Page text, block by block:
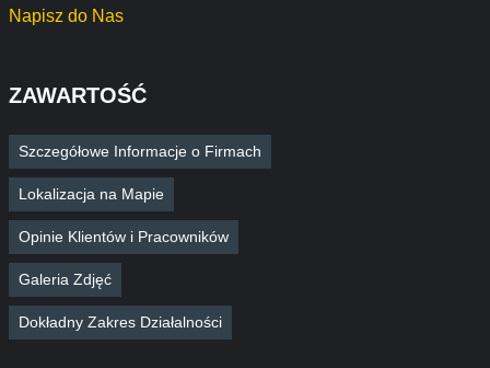
Napisz do Nas
ZAWARTOŚĆ
Szczegółowe Informacje o Firmach
Lokalizacja na Mapie
Opinie Klientów i Pracowników
Galeria Zdjęć
Dokładny Zakres Działalności